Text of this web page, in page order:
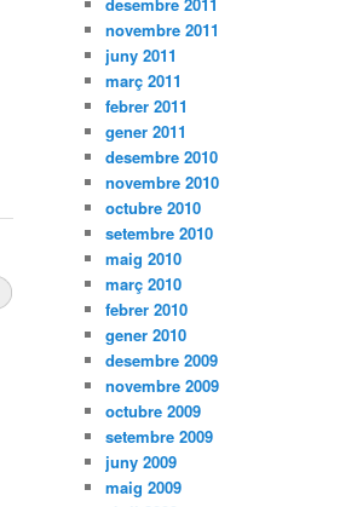
novembre 2011
juny 2011
març 2011
febrer 2011
gener 2011
desembre 2010
novembre 2010
octubre 2010
setembre 2010
maig 2010
març 2010
febrer 2010
gener 2010
desembre 2009
novembre 2009
octubre 2009
setembre 2009
juny 2009
maig 2009